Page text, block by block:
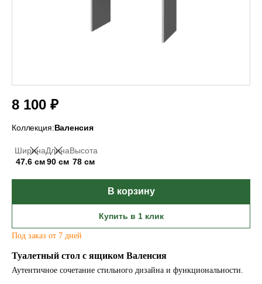
8 100 ₽
Коллекция:Валенсия
Ширина
47.6 см
Длина
90 см
Высота
78 см
В корзину
Купить в 1 клик
Под заказ от 7 дней
Туалетный стол с ящиком Валенсия
Аутентичное сочетание стильного дизайна и функциональности.